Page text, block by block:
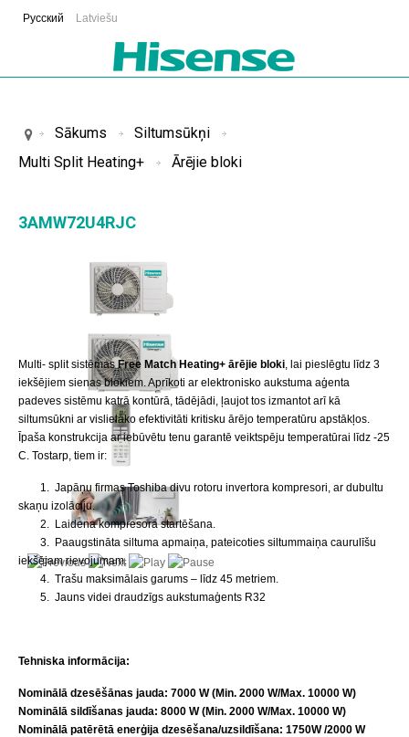
Русский Latviešu
Sākums
Siltumsūkņi
Multi Split Heating+
Ārējie bloki
3AMW72U4RJC
Multi- split sistēmasFree Match Heating+ ārējie bloki, lai pieslēgtu līdz 3
iekšējiem sienas blokiem. Aprīkoti ar elektronisko aukstuma aģenta
padeves sistēmu katrā kontūrā, tādējādi, ļaujot tos izmantot arī kā
siltumsūkni ar vislielāko efektivitāti kritisku ārējo temperatūru apstākļos.
Īpaša konstrukcija ar iebūvētu tenu garantē veiktspēju temperatūrai līdz -25
C. Tostarp, tiem ir:
1. Japāņu firmas Toshiba divu rotoru invertora kompresori, ar dubultu
skaņu izolāciju.
2. Laidena kompresora startēšana.
3. Paaugstināta siltuma apmaiņa, pateicoties siltummaiņa caurulīšu
iekšējam rievojumam.
4. Trašu maksimālais garums – līdz 45 metriem.
5. Jauns videi draudzīgs aukstumaģents R32
Tehniska informācija:
Nominālā dzesēšānas jauda: 7000 W(Min. 2000 W/Max. 10000 W)
Nominālā sildīšanas jauda: 8000 W(Min. 2000 W/Max. 10000 W)
Nominālā patērētā enerģija dzesēšana/uzsildīšana: 1750W /2000 W